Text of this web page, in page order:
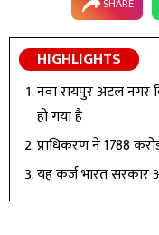
SHARE
HIGHLIGHTS
नवा रायपुर अटल नगर
हो गया है
प्राधिकरण ने 1788
यह कर्ज भारत सरकार